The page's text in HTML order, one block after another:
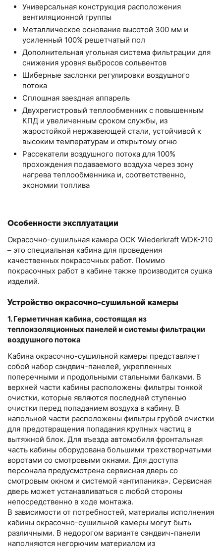
Универсальная конструкция расположения
вентиляционной группы
Металлическое основание высотой 300 мм и
усиленный 100% решетчатый пол
Дополнительная угольная система фильтрации для
снижения уровня выбросов сольвентов
Шиберные заслонки регулировки воздушного
потока
Сплошная заездная аппарель
Двухрегистровый теплообменник c повышенным
КПД и увеличенным сроком службы, из
жаростойкой нержавеющей стали, устойчивой к
высоким температурам и открытому огню
Рассекатели воздушного потока для 100%
прохождения подаваемого воздуха через зону
нагрева теплообменника и, соответственно,
экономии топлива
Особенности эксплуатации
Окрасочно-сушильная камера ОСК Wiederkraft WDK-210
– это специальная кабина для проведения
качественных покрасочных работ. Помимо
покрасочных работ в кабине также производится сушка
изделий.
Устройство окрасочно-сушильной камеры
1. Герметичная кабина, состоящая из
теплоизоляционных панелей и системы фильтрации
воздушного потока
Кабина окрасочно-сушильной камеры представляет
собой набор сэндвич-панелей, укрепленных
поперечными и продольными стальными балками. В
верхней части кабины расположены фильтры тонкой
очистки, которые являются последней ступенью
очистки перед попаданием воздуха в кабину. В
напольной части расположены фильтры грубой очистки
для предотвращения попадания крупных частиц в
вытяжной блок. Для въезда автомобиля фронтальная
часть кабины оборудована большими трехстворчатыми
воротами со смотровыми окнами. Для доступа
персонала предусмотрена сервисная дверь со
смотровым окном и системой «антипаника». Сервисная
дверь может устанавливаться с любой стороны
непосредственно в ходе монтажа.
В зависимости от потребностей, материалы исполнения
кабины окрасочно-сушильной камеры могут быть
различными. В недорогом варианте сэндвич-панели
наполняются негорючим материалом из